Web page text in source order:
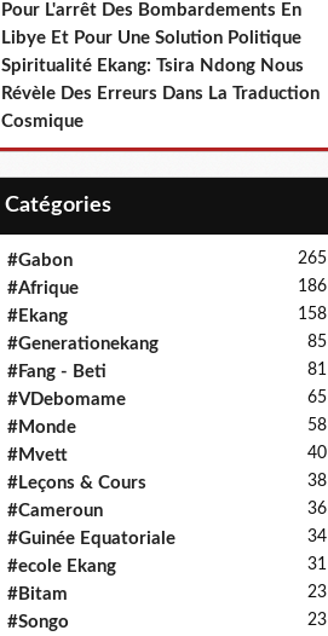
Pour L'arrêt Des Bombardements En
Libye Et Pour Une Solution Politique
Spiritualité Ekang: Tsira Ndong Nous
Révèle Des Erreurs Dans La Traduction
Cosmique
Catégories
#Gabon 265
#Afrique 186
#Ekang 158
#Generationekang 85
#Fang - Beti 81
#VDebomame 65
#Monde 58
#Mvett 40
#Leçons & Cours 38
#Cameroun 36
#Guinée Equatoriale 34
#ecole Ekang 31
#Bitam 23
#Songo 23